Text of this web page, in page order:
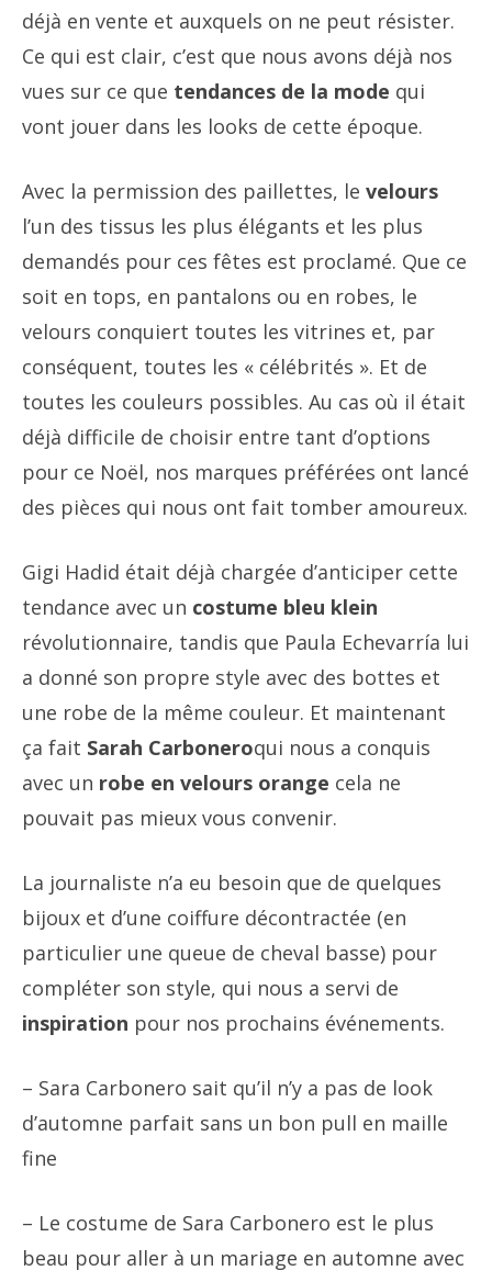
déjà en vente et auxquels on ne peut résister.
Ce qui est clair, c’est que nous avons déjà nos
vues sur ce que tendances de la mode qui
vont jouer dans les looks de cette époque.
Avec la permission des paillettes, le velours
l’un des tissus les plus élégants et les plus
demandés pour ces fêtes est proclamé. Que ce
soit en tops, en pantalons ou en robes, le
velours conquiert toutes les vitrines et, par
conséquent, toutes les « célébrités ». Et de
toutes les couleurs possibles. Au cas où il était
déjà difficile de choisir entre tant d’options
pour ce Noël, nos marques préférées ont lancé
des pièces qui nous ont fait tomber amoureux.
Gigi Hadid était déjà chargée d’anticiper cette
tendance avec un costume bleu klein
révolutionnaire, tandis que Paula Echevarría lui
a donné son propre style avec des bottes et
une robe de la même couleur. Et maintenant
ça fait Sarah Carboneroqui nous a conquis
avec un robe en velours orange cela ne
pouvait pas mieux vous convenir.
La journaliste n’a eu besoin que de quelques
bijoux et d’une coiffure décontractée (en
particulier une queue de cheval basse) pour
compléter son style, qui nous a servi de
inspiration pour nos prochains événements.
– Sara Carbonero sait qu’il n’y a pas de look
d’automne parfait sans un bon pull en maille
fine
– Le costume de Sara Carbonero est le plus
beau pour aller à un mariage en automne avec